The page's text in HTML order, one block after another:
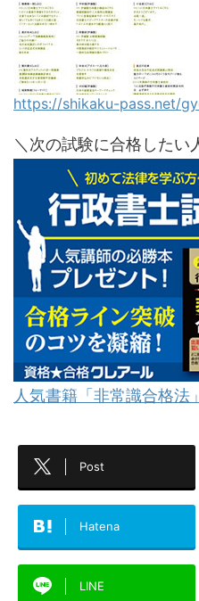
https://shikaku-pass.net/
＼次の試験に合格したい
人気書籍「非常識合格
Post
Hatena
LINE